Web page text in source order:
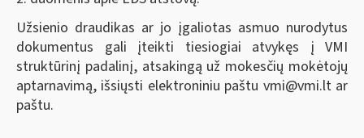
Užsienio draudikas ar jo įgaliotas asmuo nurodytus
dokumentus gali įteikti tiesiogiai atvykęs į VMI
struktūrinį padalinį, atsakingą už mokesčių mokėtojų
aptarnavimą, išsiųsti elektroniniu paštu vmi@vmi.ltar
paštu.